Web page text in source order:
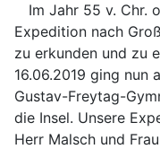
Im Jahr 55 v. Chr.
Expedition nach
zu erkunden und zu
16.06.2019 ging nun
Gustav-Freytag-
die Insel. Unsere
Herr Malsch und